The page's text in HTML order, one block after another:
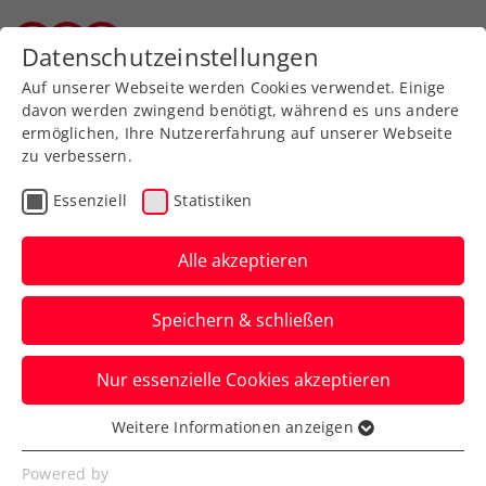
Turniere
Vienna Padel Open: Die
Padel-Stars kommen
auch 2023 nach Wien
Vom 20. bis zum 28. Mai gastiert die
World Padel Tour auch in diesem Jahr
wieder in der Bundeshauptstadt.
Verfasst von: Presseaussendung / Redaktion, 21.03.2023
Datenschutzeinstellungen
Auf unserer Webseite werden Cookies verwendet. Einige
davon werden zwingend benötigt, während es uns andere
ermöglichen, Ihre Nutzererfahrung auf unserer Webseite
zu verbessern.
Essenziell Statistiken
Alle akzeptieren
Speichern & schließen
Nur essenzielle Cookies akzeptieren
Essenziell
Essenzielle Cookies werden für grundlegende
Weitere Informationen anzeigen
Powered by